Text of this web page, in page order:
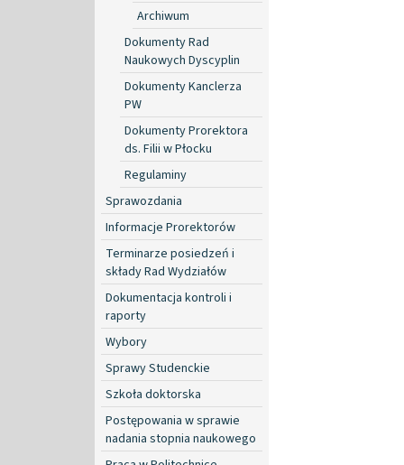
Archiwum
Dokumenty Rad
Naukowych Dyscyplin
Dokumenty Kanclerza
PW
Dokumenty Prorektora
ds. Filii w Płocku
Regulaminy
Sprawozdania
Informacje Prorektorów
Terminarze posiedzeń i
składy Rad Wydziałów
Dokumentacja kontroli i
raporty
Wybory
Sprawy Studenckie
Szkoła doktorska
Postępowania w sprawie
nadania stopnia naukowego